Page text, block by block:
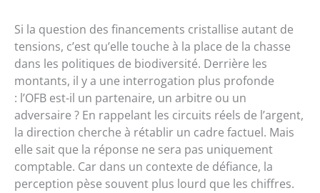
Si la question des financements cristallise autant de
tensions, c’est qu’elle touche à la place de la chasse
dans les politiques de biodiversité. Derrière les
montants, il y a une interrogation plus profonde
: l’OFB est-il un partenaire, un arbitre ou un
adversaire ? En rappelant les circuits réels de l’argent,
la direction cherche à rétablir un cadre factuel. Mais
elle sait que la réponse ne sera pas uniquement
comptable. Car dans un contexte de défiance, la
perception pèse souvent plus lourd que les chiffres.